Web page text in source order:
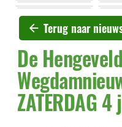
Terug naar
De
ZATERDAG